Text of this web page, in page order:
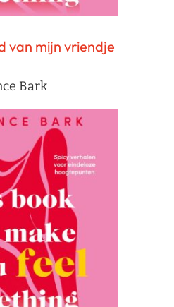
van mijn vriendje
Bark